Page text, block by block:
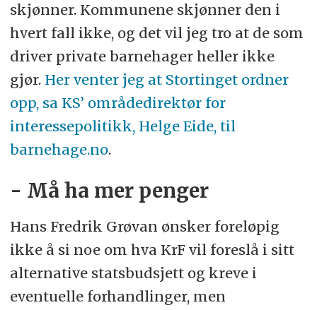
skjønner. Kommunene skjønner den i
hvert fall ikke, og det vil jeg tro at de som
driver private barnehager heller ikke
gjør. Her venter jeg at Stortinget ordner
opp, sa KS’ områdedirektør for
interessepolitikk, Helge Eide, til
barnehage.no.
- Må ha mer penger
Hans Fredrik Grøvan ønsker foreløpig
ikke å si noe om hva KrF vil foreslå i sitt
alternative statsbudsjett og kreve i
eventuelle forhandlinger, men